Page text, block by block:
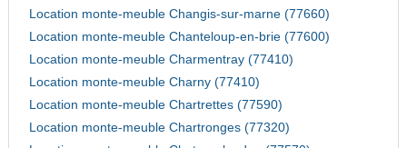
Location monte-meuble Changis-sur-marne (77660)
Location monte-meuble Chanteloup-en-brie (77600)
Location monte-meuble Charmentray (77410)
Location monte-meuble Charny (77410)
Location monte-meuble Chartrettes (77590)
Location monte-meuble Chartronges (77320)